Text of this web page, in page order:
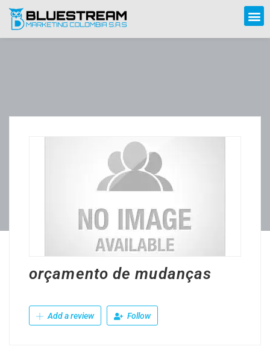
orçamento de mudanças
Add a review Follow